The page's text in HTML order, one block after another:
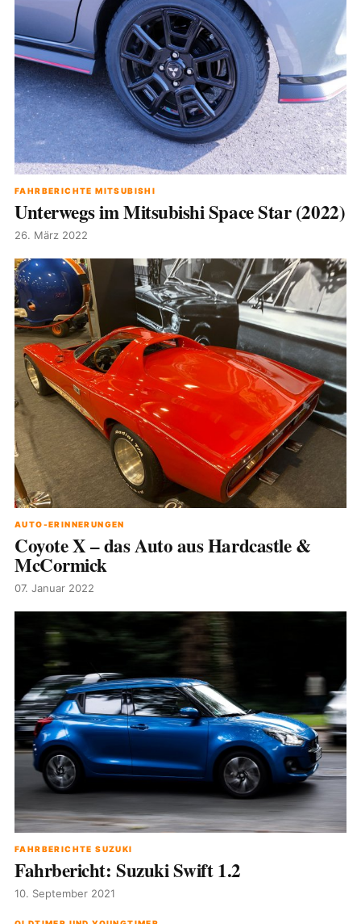
FAHRBERICHTE MITSUBISHI
Unterwegs im Mitsubishi Space Star (2022)
26. März 2022
AUTO-ERINNERUNGEN
Coyote X – das Auto aus Hardcastle &
McCormick
07. Januar 2022
FAHRBERICHTE SUZUKI
Fahrbericht: Suzuki Swift 1.2
10. September 2021